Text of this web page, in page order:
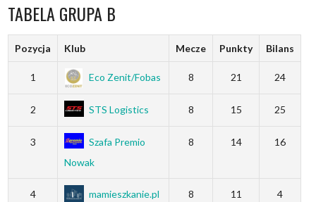
TABELA GRUPA B
Pozycja Klub Mecze Punkty Bilans
1 Eco Zenit/Fobas 8 21 24
2 STS Logistics 8 15 25
3
Szafa Premio
Nowak
8 14 16
4 mamieszkanie.pl 8 11 4